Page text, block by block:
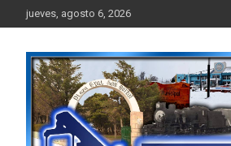
to
jueves, agosto 6, 2026